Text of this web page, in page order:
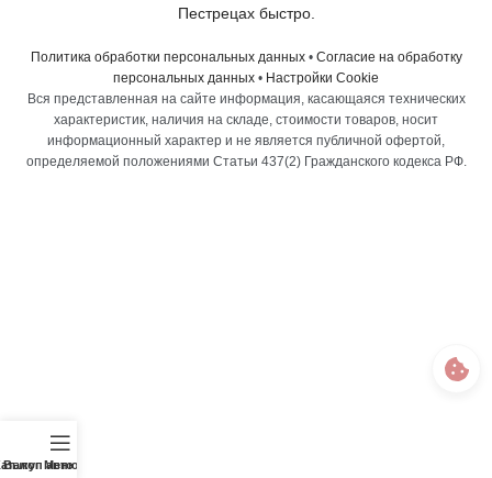
Выкуп авто
Меню
Пестрецах быстро.
Политика обработки персональных данных• Согласие на обработку
персональных данных • Настройки Cookie
Вся представленная на сайте информация, касающаяся технических
характеристик, наличия на складе, стоимости товаров, носит
информационный характер и не является публичной офертой,
определяемой положениями Статьи 437(2) Гражданского кодекса РФ.